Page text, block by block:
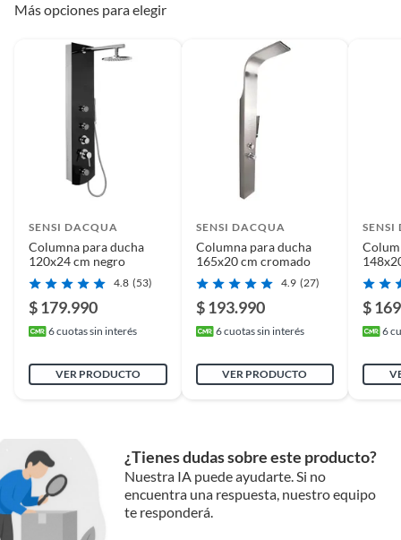
Más opciones para elegir
SENSI DACQUA
Columna para ducha
120x24 cm negro
4.8 (53)
$ 179.990
6cuotas sin interés
VER PRODUCTO
SENSI DACQUA
Columna para ducha
165x20 cm cromado
4.9 (27)
$ 193.990
6cuotas sin interés
VER PRODUCTO
SENSI
$
6
¿Tienes dudas sobre este producto?
Nuestra IA puede ayudarte. Si no
encuentra una respuesta, nuestro equipo
te responderá.